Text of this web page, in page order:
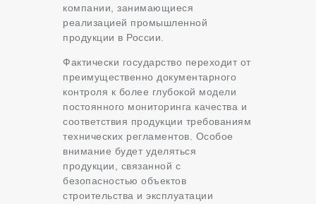
компании, занимающиеся
реализацией промышленной
продукции в России.
Фактически государство переходит от
преимущественно документарного
контроля к более глубокой модели
постоянного мониторинга качества и
соответствия продукции требованиям
технических регламентов. Особое
внимание будет уделяться
продукции, связанной с
безопасностью объектов
строительства и эксплуатации